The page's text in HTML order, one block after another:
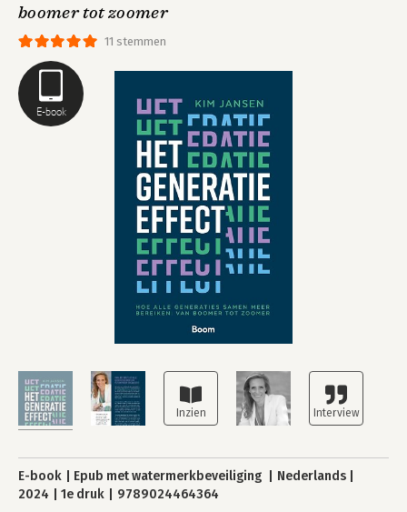
E-book
11 stemmen
boomer tot zoomer
E-book Epub met watermerkbeveiliging
Nederlands
2024
1e druk 9789024464364